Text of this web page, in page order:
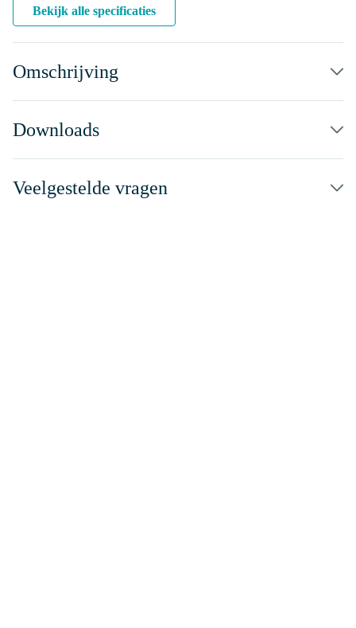
Bekijk alle specificaties
Omschrijving
Downloads
Veelgestelde vragen